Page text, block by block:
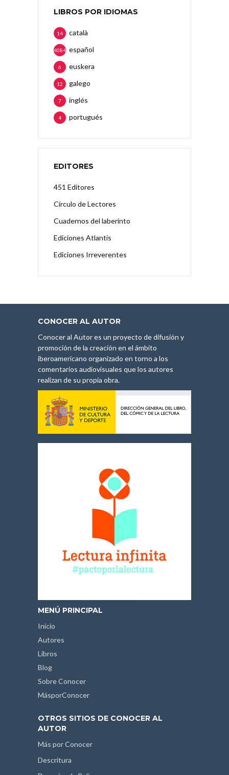
LIBROS POR IDIOMAS
català
14
español
4084
euskera
6
galego
12
inglés
7
portugués
4
EDITORES
451 Editores
Círculo de Lectores
Cuadernos del laberinto
Ediciones Atlantis
Ediciones Irreverentes
CONOCER AL AUTOR
Conocer al Autor es un proyecto de difusión y
promoción de la creación en el ámbito
iberoamericano organizado en torno a los
comentarios audiovisuales que los autores
realizan de su propia obra.
MENÚ PRINCIPAL
Inicio
Autores
Libros
Blog
Sobre Conocer
MásporConocer
OTROS SITIOS DE CONOCER AL
AUTOR
Más por Conocer
Descritura